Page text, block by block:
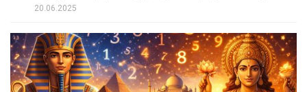
20.06.2025